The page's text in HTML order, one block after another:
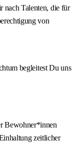
nach Talenten, die für
von
begleitest Du uns
Bewohner*innen
zeitlicher